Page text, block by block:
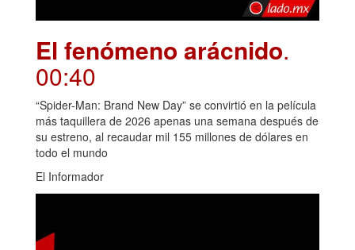
El fenómeno arácnido.
00:40
“Spider-Man: Brand New Day” se convirtió en la película
más taquillera de 2026 apenas una semana después de
su estreno, al recaudar mil 155 millones de dólares en
todo el mundo
El Informador